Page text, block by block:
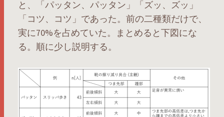
と、「パッタン、パッタン」「ズッ、ズッ」
「コツ、コツ」であった。前の二種類だけで、
実に70%を占めていた。まとめると下図にな
る。順に少し説明する。